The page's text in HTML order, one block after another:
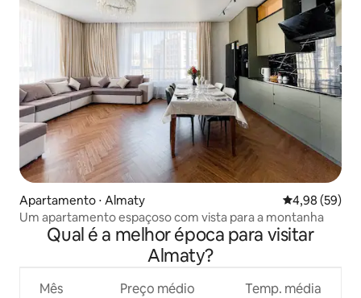
Apartamento ⋅ Almaty 4,98 de uma
4,98 (59)
Um apartamento espaçoso com vista para a montanha
Qual é a melhor época para visitar
Almaty?
Mês Preço médio Temp. média